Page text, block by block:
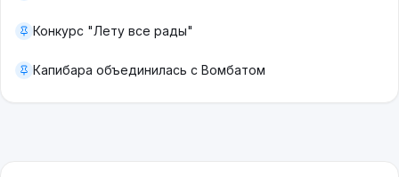
Конкурс "Лету все рады"
Капибара объединилась с Вомбатом